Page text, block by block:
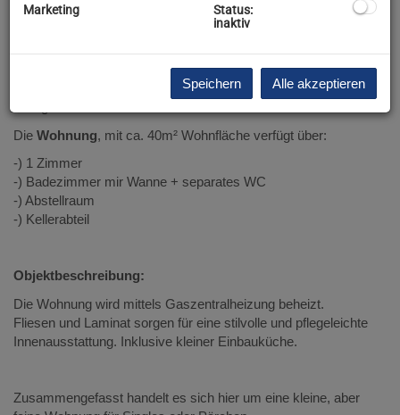
Hallo und herzlich Willkommen bei der JA Maklerei :)
Die Wohnung, mit ca. 40m² Wohnfläche verfügt über:
-) 1 Zimmer
-) Badezimmer mir Wanne + separates WC
-) Abstellraum
-) Kellerabteil
Objektbeschreibung:
Die Wohnung wird mittels Gaszentralheizung beheizt.
Fliesen und Laminat sorgen für eine stilvolle und pflegeleichte
Innenausstattung. Inklusive kleiner Einbauküche.
Zusammengefasst handelt es sich hier um eine kleine, aber
Marketing
Status:
inaktiv
Speichern Alle akzeptieren